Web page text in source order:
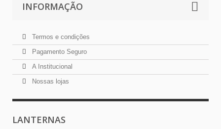
INFORMAÇÃO
Termos e condições
Pagamento Seguro
A Institucional
Nossas lojas
LANTERNAS